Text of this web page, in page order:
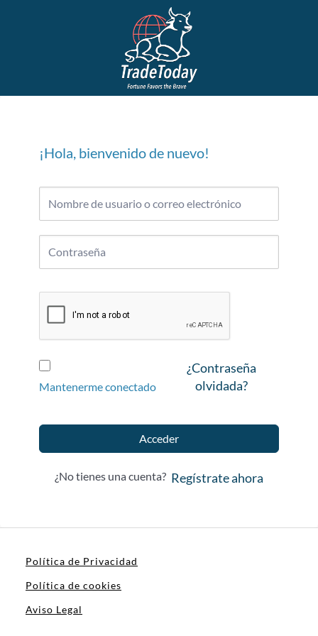
¡Hola, bienvenido de nuevo!
Mantenerme conectado
¿Contraseña
olvidada?
Acceder
¿No tienes una cuenta? Regístrate ahora
Política de Privacidad
Política de cookies
Aviso Legal